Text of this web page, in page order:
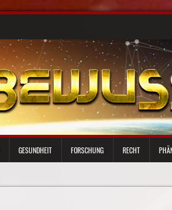
GESUNDHEIT FORSCHUNG RECHT